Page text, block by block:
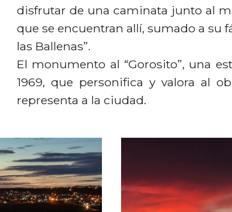
disfrutar de una caminata junto al
que se encuentran allí, sumado a su
las Ballenas”.
El monumento al “Gorosito”, una
1969, que personifica y valora al
representa a la ciudad.